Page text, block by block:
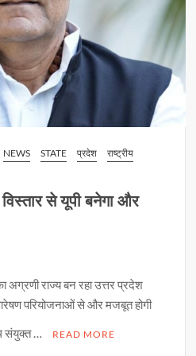
NEWS STATE प्रदेश
राष्ट्रीय
विस्तार से यूपी बनेगा और
अग्रणी राज्य बन रहा उत्तर प्रदेश
परियोजनाओं से और मजबूत होगी
संयुक्त …
READ MORE